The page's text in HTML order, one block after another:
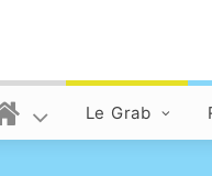
Le Grab